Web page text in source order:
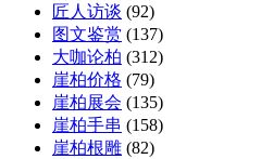
匠人访谈 (92)
图文鉴赏 (137)
大咖论柏 (312)
崖柏价格 (79)
崖柏展会 (135)
崖柏手串 (158)
崖柏根雕 (82)